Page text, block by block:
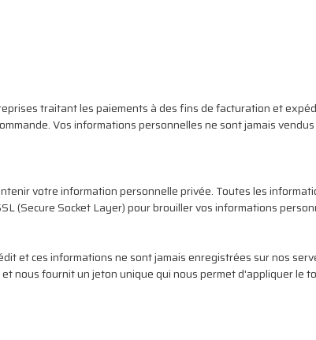
traitant les paiements à des fins de facturation et
Vos informations personnelles ne sont jamais
votre information personnelle privée. Toutes les
(Secure Socket Layer) pour brouiller vos informations
et ces informations ne sont jamais enregistrées sur nos
nous fournit un jeton unique qui nous permet d'appliquer le